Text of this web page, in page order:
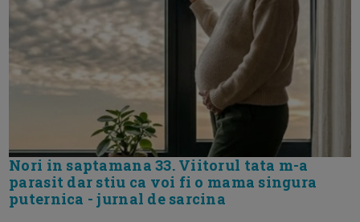
Nori in saptamana 33. Viitorul tata m-a
parasit dar stiu ca voi fi o mama singura
puternica - jurnal de sarcina